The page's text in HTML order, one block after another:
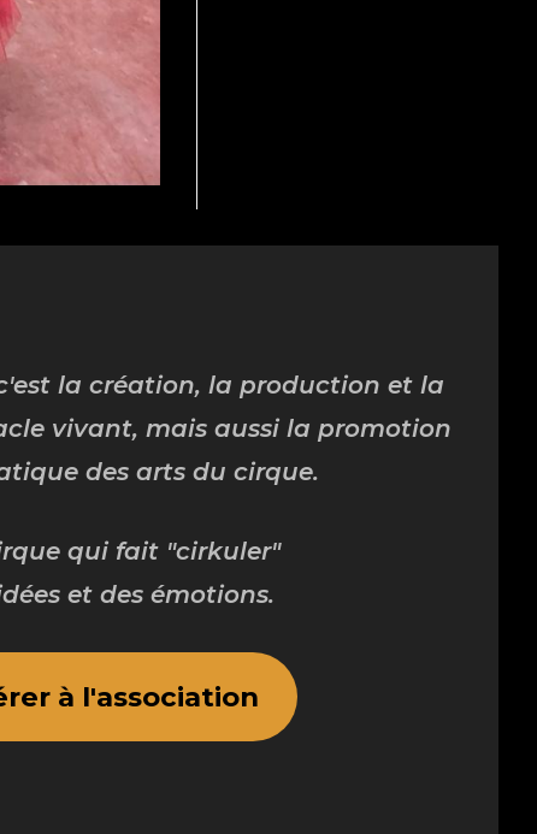
la création, la production et la
vivant, mais aussi la promotion
des arts du cirque.
qui fait "cirkuler"
et des émotions.
à l'association